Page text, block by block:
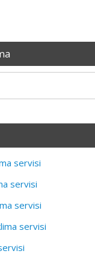
servisi
servisi
servisi
servisi